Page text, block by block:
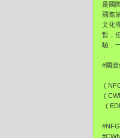
是國
國際
文化
暫，
驗，
#國渡
(
(
(